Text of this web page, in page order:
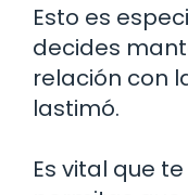
Esto es
decides
relación con
lastimó.
Es vital que